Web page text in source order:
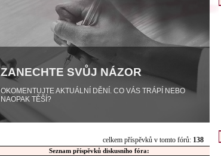
ZANECHTE SVŮJ NÁZOR
OKOMENTUJTE AKTUÁLNÍ DĚNÍ. CO VÁS TRÁPÍ NEBO
NAOPAK TĚŠÍ?
celkem příspěvků v tomto fórů: 138
Seznam příspěvků diskusního fóra: